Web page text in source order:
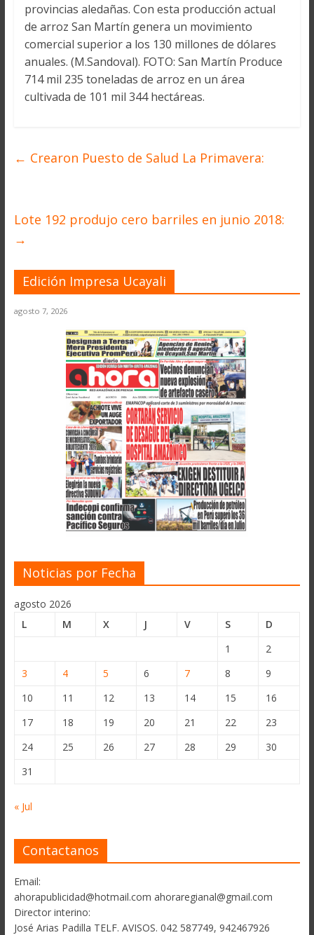
provincias aledañas. Con esta producción actual
de arroz San Martín genera un movimiento
comercial superior a los 130 millones de dólares
anuales. (M.Sandoval). FOTO: San Martín Produce
714 mil 235 toneladas de arroz en un área
cultivada de 101 mil 344 hectáreas.
← Crearon Puesto de Salud La Primavera:
Lote 192 produjo cero barriles en junio 2018:
→
Edición Impresa Ucayali
agosto 7, 2026
Noticias por Fecha
agosto 2026
L
M X J V S
D
1
2
3
4 5 6 7 8
9
10
11 12 13 14 15
16
17
18 19 20 21 22
23
24
25 26 27 28 29
30
31
« Jul
Contactanos
Email:
ahorapublicidad@hotmail.com ahoraregianal@gmail.com
Director interino:
José Arias Padilla TELF. AVISOS. 042 587749, 942467926